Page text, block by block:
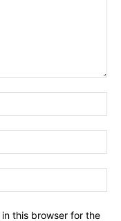
this browser for the